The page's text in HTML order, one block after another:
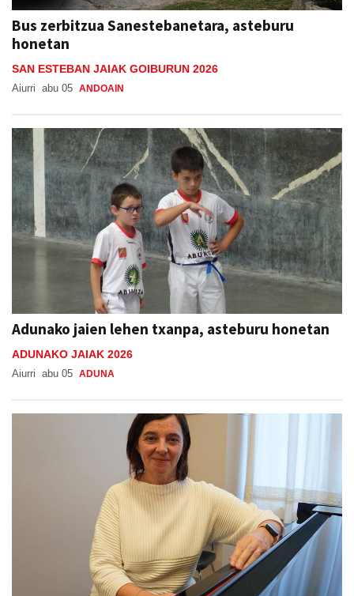
Bus zerbitzua Sanestebanetara, asteburu
honetan
SAN ESTEBAN JAIAK GOIBURUN 2026
Aiurri abu 05 ANDOAIN
Adunako jaien lehen txanpa, asteburu honetan
ADUNAKO JAIAK 2026
Aiurri abu 05 ADUNA